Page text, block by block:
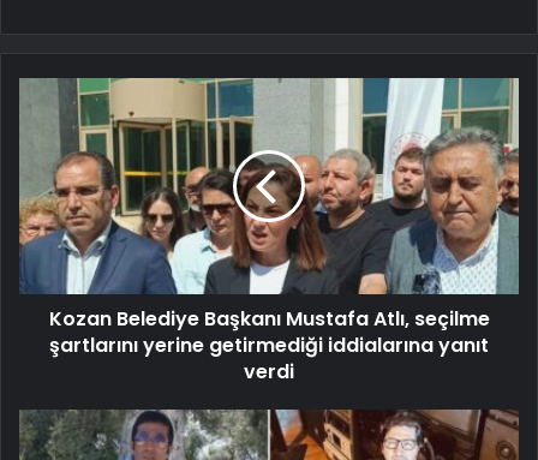
Kozan Belediye Başkanı Mustafa Atlı, seçilme
şartlarını yerine getirmediği iddialarına yanıt
verdi